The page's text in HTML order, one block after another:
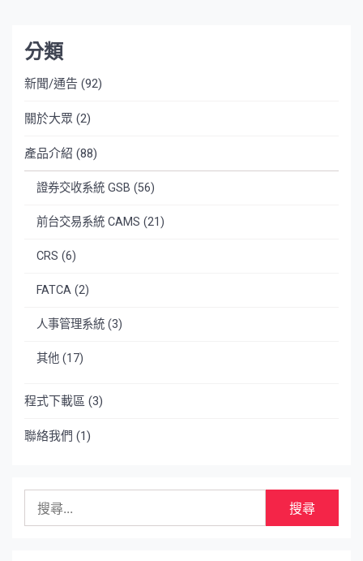
分類
新聞/通告 (92)
關於大眾 (2)
產品介紹 (88)
證券交收系統 GSB (56)
前台交易系統 CAMS (21)
CRS (6)
FATCA (2)
人事管理系統 (3)
其他 (17)
程式下載區 (3)
聯絡我們 (1)